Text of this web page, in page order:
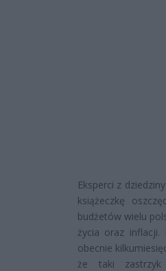
Eksperci z
książeczkę
budżetów wielu
życia oraz inflacji.
obecnie
że taki zastrzyk